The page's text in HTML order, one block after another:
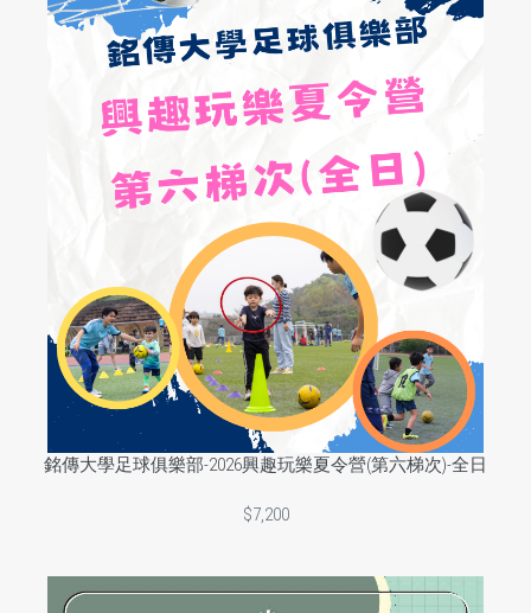
銘傳大學足球俱樂部-2026興趣玩樂夏令營(第六梯次)-全日
$7,200